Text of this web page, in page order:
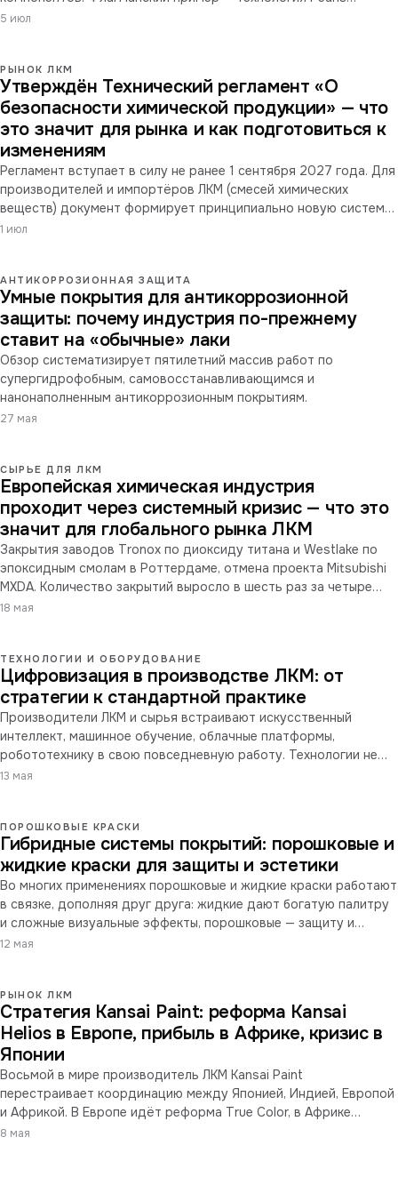
американской Vibrantz Technologies. Cистема даёт в среднем
5 июл
РЫНОК ЛКМ
Утверждён Технический регламент «О
безопасности химической продукции» — что
это значит для рынка и как подготовиться к
изменениям
Регламент вступает в силу не ранее 1 сентября 2027 года. Для
производителей и импортёров ЛКМ (смесей химических
веществ) документ формирует принципиально новую систему
обязанностей.
1 июл
АНТИКОРРОЗИОННАЯ ЗАЩИТА
Умные покрытия для антикоррозионной
защиты: почему индустрия по-прежнему
ставит на «обычные» лаки
Обзор систематизирует пятилетний массив работ по
супергидрофобным, самовосстанавливающимся и
нанонаполненным антикоррозионным покрытиям.
27 мая
СЫРЬЕ ДЛЯ ЛКМ
Европейская химическая индустрия
проходит через системный кризис — что это
значит для глобального рынка ЛКМ
Закрытия заводов Tronox по диоксиду титана и Westlake по
эпоксидным смолам в Роттердаме, отмена проекта Mitsubishi
MXDA. Количество закрытий выросло в шесть раз за четыре
года, инвестиции в сектор за прошлый год упали более чем на
18 мая
ТЕХНОЛОГИИ И ОБОРУДОВАНИЕ
Цифровизация в производстве ЛКМ: от
стратегии к стандартной практике
Производители ЛКМ и сырья встраивают искусственный
интеллект, машинное обучение, облачные платформы,
робототехнику в свою повседневную работу. Технологии не
стали универсальным решением: барьерами остаются
13 мая
ПОРОШКОВЫЕ КРАСКИ
Гибридные системы покрытий: порошковые и
жидкие краски для защиты и эстетики
Во многих применениях порошковые и жидкие краски работают
в связке, дополняя друг друга: жидкие дают богатую палитру
и сложные визуальные эффекты, порошковые — защиту и
долговечность. Систематический разбор пяти типичных
12 мая
РЫНОК ЛКМ
Стратегия Kansai Paint: реформа Kansai
Helios в Европе, прибыль в Африке, кризис в
Японии
Восьмой в мире производитель ЛКМ Kansai Paint
перестраивает координацию между Японией, Индией, Европой
и Африкой. В Европе идёт реформа True Color, в Африке
впервые за много лет вышли в прибыль, в Японии разбираются
8 мая